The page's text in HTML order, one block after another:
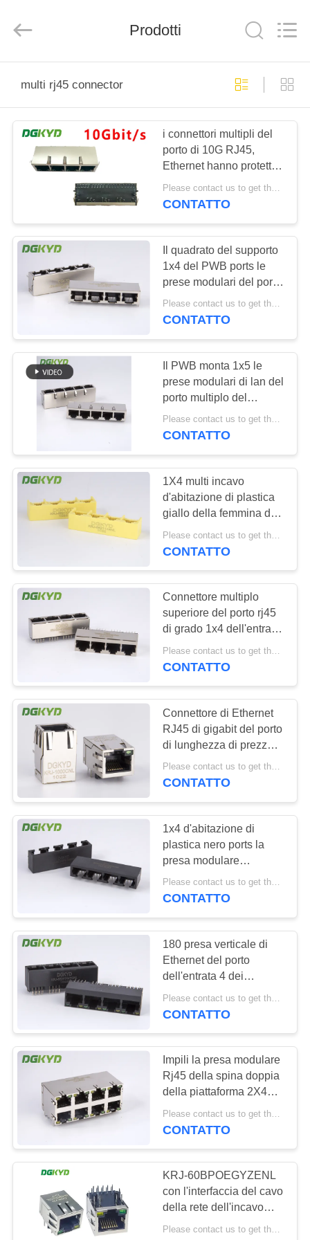
PRODOTTI
MOSTRA
CIRCA
NOI
GIRO
FABBRICA
CONTROLLO
QUALITÀ
CONTATTICI
RICHIEDA
UNA
CITAZIONE
SITEMAP
NORME
PRIVACY
Technology
Co.,ltd.
Prodotti
multi rj45 connector
i connettori multipli del
porto di 10G RJ45,
Ethernet hanno protetto
Rj45 il connettore Jack
modulare
Please contact us to get the latest price. MOQ:1 pezzo
CONTATTO
Il quadrato del supporto
1x4 del PWB ports le
prese modulari del porto
multiplo del connettore
RJ45
Please contact us to get the latest price. MOQ:1 pezzo
CONTATTO
Il PWB monta 1x5 le
prese modulari di lan del
porto multiplo del
connettore dei porti
RJ45 dello schermo
Please contact us to get the latest price. MOQ:1 pezzo
CONTATTO
1X4 multi incavo
d'abitazione di plastica
giallo della femmina di
Ethernet dei connettori
del porto RJ45
CONTATTO
Connettore multiplo
superiore del porto rj45
di grado 1x4 dell'entrata
180 senza magnetica
interna
Please contact us to get the latest price. MOQ:1 pezzo
CONTATTO
Connettore di Ethernet
RJ45 di gigabit del porto
di lunghezza di prezzo
franco fabbrica 25.4mm
singolo con il LED
Please contact us to get the latest price. MOQ:1 pezzo
CONTATTO
1x4 d'abitazione di
plastica nero ports la
presa modulare
combinata del
connettore ad angolo
Please contact us to get the latest price. MOQ:1 pezzo
CONTATTO
180 presa verticale di
Ethernet del porto
dell'entrata 4 dei
connettori multipli del
porto RJ45 di grado 1X4
CONTATTO
Impili la presa modulare
Rj45 della spina doppia
della piattaforma 2X4
Y/G RoHS 0879-2D4R-
56 del connettore RJ45
Please contact us to get the latest price. MOQ:1 pezzo
CONTATTO
KRJ-60BPOEGYZENL
con l'interfaccia del cavo
della rete dell'incavo
della rete del filtro
Please contact us to get the latest price. MOQ:1 pezzo